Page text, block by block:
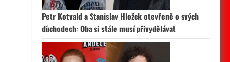
Petr Kotvald a Stanislav Hložek otevřeně o svých
důchodech: Oba si stále musí přivydělávat